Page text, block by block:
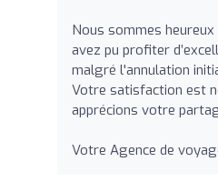
Nous sommes
avez pu profiter
malgré l'annulation
Votre satisfaction est
apprécions votre
Votre Agence de